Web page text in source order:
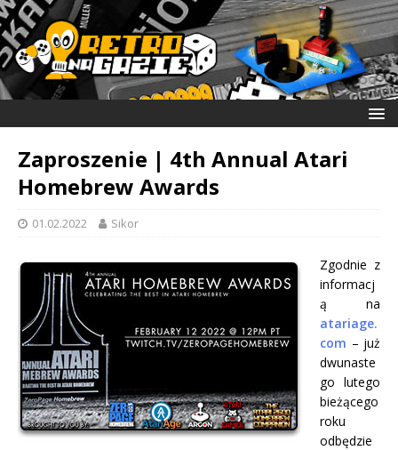
Zaproszenie | 4th Annual Atari
Homebrew Awards
01.02.2022 Sikor
Zgodnie z
informacj
ą na
atariage.
com – już
dwunaste
go lutego
bieżącego
roku
odbędzie